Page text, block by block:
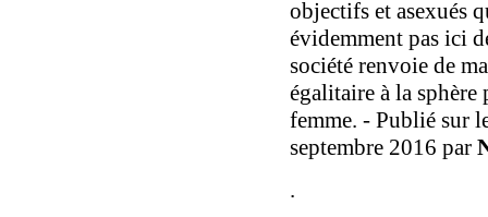
objectifs et asexués
évidemment pas ici
société renvoie de
égalitaire à la
femme. - Publié sur
septembre 2016 par
.